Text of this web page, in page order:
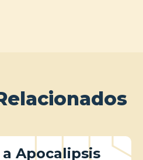
Apocalipsis